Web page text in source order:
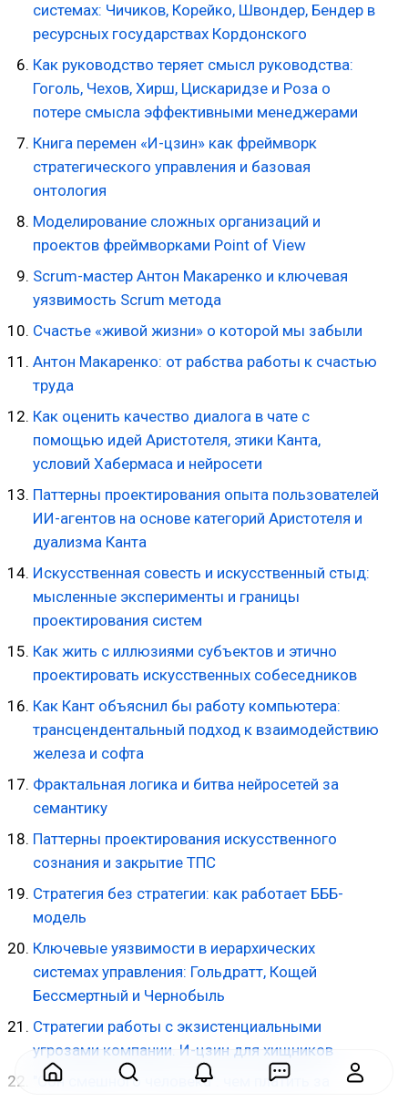
системах: Чичиков, Корейко, Швондер, Бендер в
ресурсных государствах Кордонского
Как руководство теряет смысл руководства:
Гоголь, Чехов, Хирш, Цискаридзе и Роза о
потере смысла эффективными менеджерами
Книга перемен «И-цзин» как фреймворк
стратегического управления и базовая
онтология
Моделирование сложных организаций и
проектов фреймворками Point of View
Scrum-мастер Антон Макаренко и ключевая
уязвимость Scrum метода
Счастье «живой жизни» о которой мы забыли
Антон Макаренко: от рабства работы к счастью
труда
Как оценить качество диалога в чате с
помощью идей Аристотеля, этики Канта,
условий Хабермаса и нейросети
Паттерны проектирования опыта пользователей
ИИ-агентов на основе категорий Аристотеля и
дуализма Канта
Искусственная совесть и искусственный стыд:
мысленные эксперименты и границы
проектирования систем
Как жить с иллюзиями субъектов и этично
проектировать искусственных собеседников
Как Кант объяснил бы работу компьютера:
трансцендентальный подход к взаимодействию
железа и софта
Фрактальная логика и битва нейросетей за
семантику
Паттерны проектирования искусственного
сознания и закрытие ТПС
Стратегия без стратегии: как работает БББ-
модель
Ключевые уязвимости в иерархических
системах управления: Гольдратт, Кощей
Бессмертный и Чернобыль
Стратегии работы с экзистенциальными
угрозами компании. И-цзин для хищников
"Сон смешного человека": чем платить за